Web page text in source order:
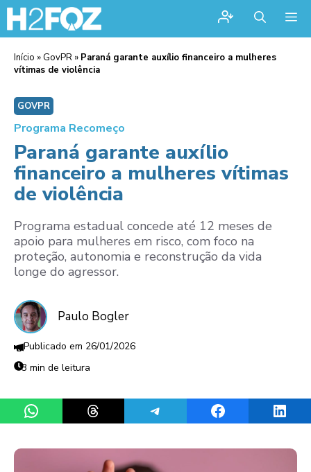
Início » GovPR » Paraná garante auxílio financeiro a mulheres
vítimas de violência
GOVPR
Programa Recomeço
Paraná garante auxílio
financeiro a mulheres vítimas
de violência
Programa estadual concede até 12 meses de
apoio para mulheres em risco, com foco na
proteção, autonomia e reconstrução da vida
longe do agressor.
Paulo Bogler
26/01/2026
3 min de leitura
Share on WhatsAppShare on ThreadsShare on TelegramShare on Facebook